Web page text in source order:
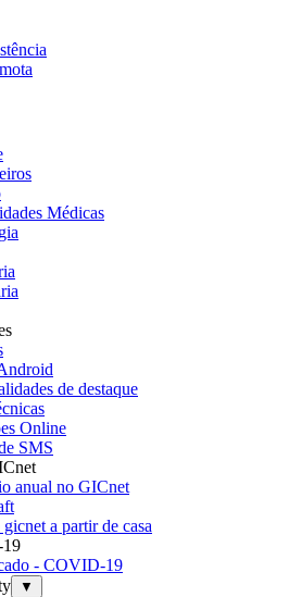
Médicas
de destaque
Online
SMS
anual no GICnet
a partir de casa
- COVID-19
▼